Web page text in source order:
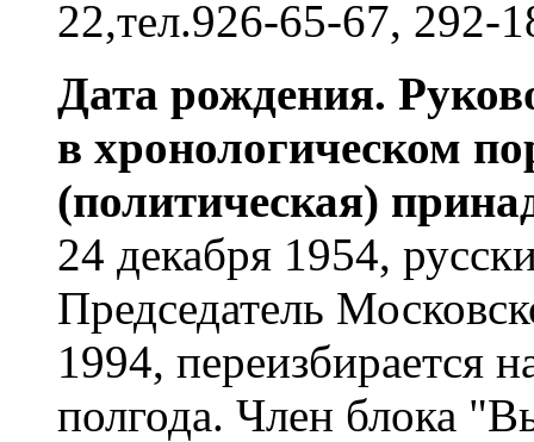
22,тел.926-65-67, 292-
Дата рождения.
в хронологическом
(политическая)
24 декабря 1954,
Председатель
1994, переизбирается
полгода. Член блока